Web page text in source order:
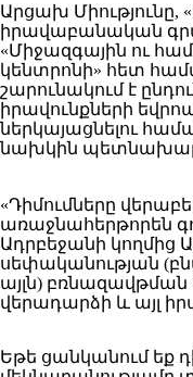
Արցախ Միությունը,
իրավաբանական
«Միջազգային ու
կենտրոնի» հետ
շարունակում է
իրավունքների
ներկայացնելու
նախկին
«Դիմումները
առաջնահերթորեն
Ադրբեջանի կողմից
սեփականության
այլն)
վերադարձի և այլ
Եթե ցանկանում եք